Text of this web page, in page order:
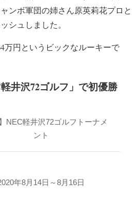
ンボ軍団の姉さん原英莉花プロと
シュしました。
万円というビックなルーキーで
井沢72ゴルフ」で初優勝
】NEC軽井沢72ゴルフトーナメ
ント
年8月14日～8月16日